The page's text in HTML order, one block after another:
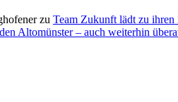
zu Team Zukunft lädt zu
Altomünster – auch weiterhin